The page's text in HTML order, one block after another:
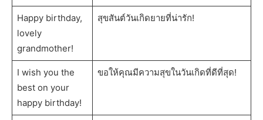
Happy birthday,
lovely
grandmother!
สุขสันต์วันเกิดยายที่น่ารัก!
I wish you the
best on your
happy birthday!
ขอให้คุณมีความสุขในวันเกิดที่ดีที่สุด!